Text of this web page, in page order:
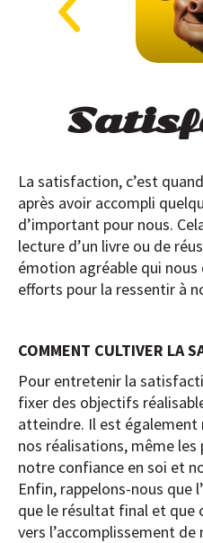
La satisfaction, c’est
après avoir accompli
d’important pour nous.
lecture d’un livre ou de
émotion agréable qui
efforts pour la ressentir à
COMMENT CULTIVER LA
Pour entretenir la
fixer des objectifs
atteindre. Il est également
nos réalisations, même
notre confiance en soi et
Enfin, rappelons-nous que
que le résultat final et que
vers l’accomplissement